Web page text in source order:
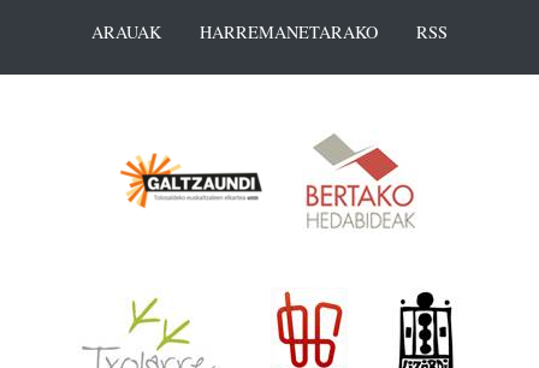
ARAUAK
HARREMANETARAKO RSS